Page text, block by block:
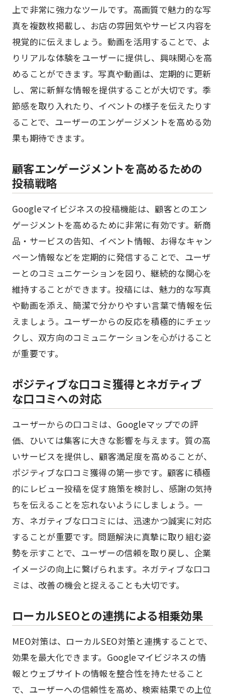
上で非常に強力なツールです。高画質で魅力的な写
真を複数枚掲載し、お店の雰囲気やサービス内容を
視覚的に伝えましょう。動画を活用することで、よ
りリアルな体験をユーザーに提供し、興味関心を高
めることができます。写真や動画は、定期的に更新
し、常に新鮮な情報を提供することが大切です。季
節感を取り入れたり、イベントの様子を伝えたりす
ることで、ユーザーのエンゲージメントを高める効
果も期待できます。
顧客エンゲージメントを高めるための
投稿戦略
Googleマイビジネスの投稿機能は、顧客とのエン
ゲージメントを高めるために非常に有効です。新商
品・サービスの告知、イベント情報、お得なキャン
ペーン情報などを定期的に発信することで、ユーザ
ーとのコミュニケーションを図り、継続的な関心を
維持することができます。投稿には、魅力的な写真
や動画を添え、簡潔で分かりやすい言葉で情報を伝
えましょう。ユーザーからの反応を積極的にチェッ
クし、双方向のコミュニケーションを心がけること
が重要です。
ポジティブな口コミ獲得とネガティブ
な口コミへの対応
ユーザーからの口コミは、Googleマップでの評
価、ひいては集客に大きな影響を与えます。質の高
いサービスを提供し、顧客満足度を高めることが、
ポジティブな口コミ獲得の第一歩です。顧客に積極
的にレビュー投稿を促す施策を検討し、感謝の気持
ちを伝えることを忘れないようにしましょう。一
方、ネガティブな口コミには、迅速かつ誠実に対応
することが重要です。問題解決に真摯に取り組む姿
勢を示すことで、ユーザーの信頼を取り戻し、企業
イメージの向上に繋げられます。ネガティブな口コ
ミは、改善の機会と捉えることも大切です。
ローカルSEOとの連携による相乗効果
MEO対策は、ローカルSEO対策と連携することで、
効果を最大化できます。Googleマイビジネスの情
報とウェブサイトの情報を整合性を持たせること
で、ユーザーへの信頼性を高め、検索結果での上位